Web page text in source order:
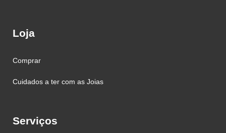
Loja
Comprar
Cuidados a ter com as Joias
Serviços